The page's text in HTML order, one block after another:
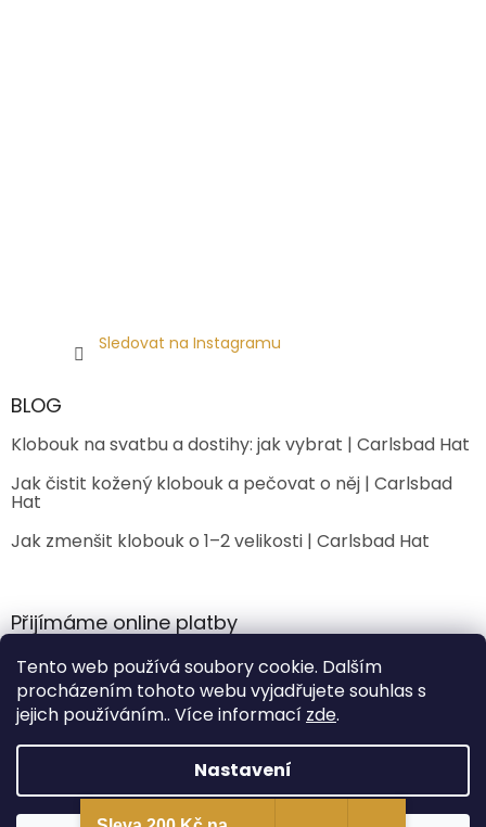
Tento web používá soubory cookie. Dalším
procházením tohoto webu vyjadřujete souhlas s
jejich používáním.. Více informací zde.
Nastavení
Sledovat na Instagramu
BLOG
Klobouk na svatbu a dostihy: jak vybrat | Carlsbad Hat
Jak čistit kožený klobouk a pečovat o něj | Carlsbad
Hat
Jak zmenšit klobouk o 1–2 velikosti | Carlsbad Hat
Přijímáme online platby
Vytvořil Shoptet Premium